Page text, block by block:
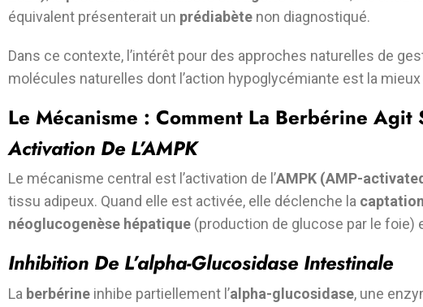
équivalent présenterait un prédiabète non diagnostiqué.
Dans ce contexte, l’intérêt pour des approches naturelles de
molécules naturelles dont l’action hypoglycémiante est la
Le Mécanisme : Comment La Berbérine Agit
Activation De L’AMPK
Le mécanisme central est l’activation de l’AMPK (AMP-
tissu adipeux. Quand elle est activée, elle déclenche la
néoglucogenèse hépatique (production de glucose par le foie)
Inhibition De L’alpha-Glucosidase Intestinale
La berbérine inhibe partiellement l’alpha-glucosidase, une